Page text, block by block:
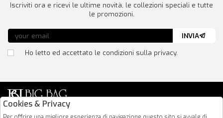
Via Nazionale 183
Iscriviti ora e ricevi le ultime novità, le collezioni speciali e tutte
le promozioni.
Ho letto ed accettato le condizioni sulla privacy.
INVIA
Cookies & Privacy